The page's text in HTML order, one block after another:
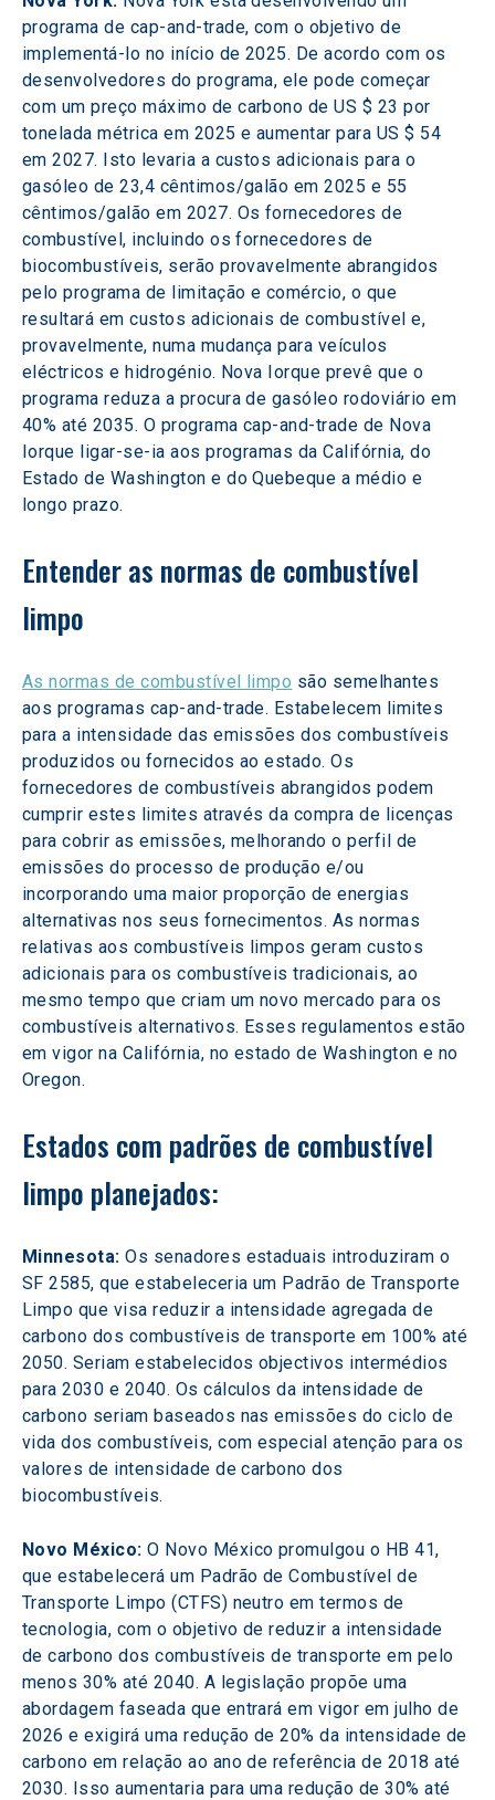
programa de cap-and-trade, com o objetivo de
implementá-lo no início de 2025. De acordo com os
desenvolvedores do programa, ele pode começar
com um preço máximo de carbono de US $ 23 por
tonelada métrica em 2025 e aumentar para US $ 54
em 2027. Isto levaria a custos adicionais para o
gasóleo de 23,4 cêntimos/galão em 2025 e 55
cêntimos/galão em 2027. Os fornecedores de
combustível, incluindo os fornecedores de
biocombustíveis, serão provavelmente abrangidos
pelo programa de limitação e comércio, o que
resultará em custos adicionais de combustível e,
provavelmente, numa mudança para veículos
eléctricos e hidrogénio. Nova Iorque prevê que o
programa reduza a procura de gasóleo rodoviário em
40% até 2035. O programa cap-and-trade de Nova
Iorque ligar-se-ia aos programas da Califórnia, do
Estado de Washington e do Quebeque a médio e
longo prazo.
Entender as normas de combustível
limpo
As normas de combustível limpo são semelhantes
aos programas cap-and-trade. Estabelecem limites
para a intensidade das emissões dos combustíveis
produzidos ou fornecidos ao estado. Os
fornecedores de combustíveis abrangidos podem
cumprir estes limites através da compra de licenças
para cobrir as emissões, melhorando o perfil de
emissões do processo de produção e/ou
incorporando uma maior proporção de energias
alternativas nos seus fornecimentos. As normas
relativas aos combustíveis limpos geram custos
adicionais para os combustíveis tradicionais, ao
mesmo tempo que criam um novo mercado para os
combustíveis alternativos. Esses regulamentos estão
em vigor na Califórnia, no estado de Washington e no
Oregon.
Estados com padrões de combustível
limpo planejados:
Minnesota: Os senadores estaduais introduziram o
SF 2585, que estabeleceria um Padrão de Transporte
Limpo que visa reduzir a intensidade agregada de
carbono dos combustíveis de transporte em 100% até
2050. Seriam estabelecidos objectivos intermédios
para 2030 e 2040. Os cálculos da intensidade de
carbono seriam baseados nas emissões do ciclo de
vida dos combustíveis, com especial atenção para os
valores de intensidade de carbono dos
biocombustíveis.
Novo México: O Novo México promulgou o HB 41,
que estabelecerá um Padrão de Combustível de
Transporte Limpo (CTFS) neutro em termos de
tecnologia, com o objetivo de reduzir a intensidade
de carbono dos combustíveis de transporte em pelo
menos 30% até 2040. A legislação propõe uma
abordagem faseada que entrará em vigor em julho de
2026 e exigirá uma redução de 20% da intensidade de
carbono em relação ao ano de referência de 2018 até
2030. Isso aumentaria para uma redução de 30% até